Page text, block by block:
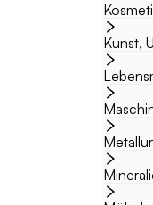
Kunst,